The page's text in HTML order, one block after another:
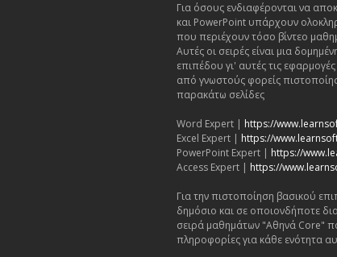
Για όσους ενδιαφέρονται να
και PowerPoint υπάρχουν
που περιέχουν τόσο βίντεο
Αυτές οι σειρές είναι μια
επιπέδου γι' αυτές τις
από γνωστούς φορείς
παρακάτω σελίδες
Word Expert | https://
Excel Expert | https://
PowerPoint Expert | https://
Access Expert | https://
Για την πιστοποίηση βασικού
δημόσιο και σε οποιονδήποτε
σειρά μαθημάτων "Αθηνά Core"
πληροφορίες για κάθε ενότητα